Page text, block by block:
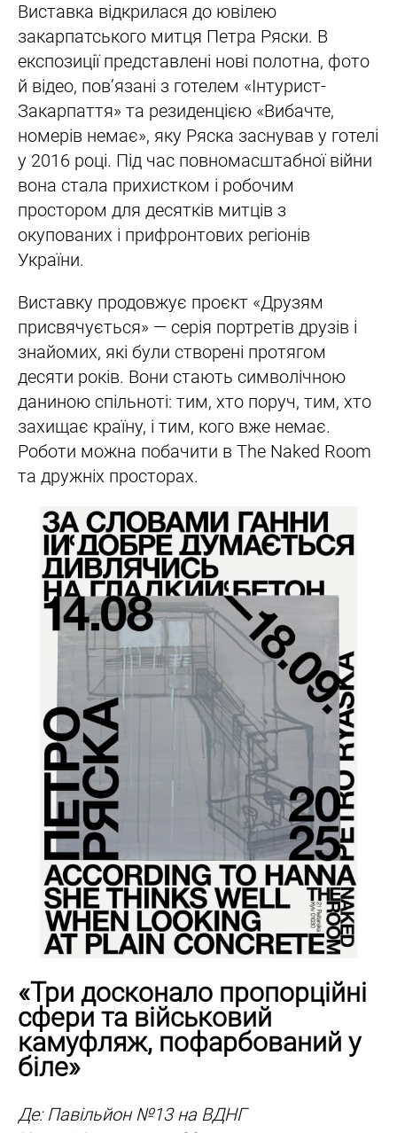
Виставка відкрилася до ювілею
закарпатського митця Петра Ряски. В
експозиції представлені нові полотна, фото
й відео, пов’язані з готелем «Інтурист-
Закарпаття» та резиденцією «Вибачте,
номерів немає», яку Ряска заснував у готелі
у 2016 році. Під час повномасштабної війни
вона стала прихистком і робочим
простором для десятків митців з
окупованих і прифронтових регіонів
України.
Виставку продовжує проєкт «Друзям
присвячується» — серія портретів друзів і
знайомих, які були створені протягом
десяти років. Вони стають символічною
даниною спільноті: тим, хто поруч, тим, хто
захищає країну, і тим, кого вже немає.
Роботи можна побачити в The Naked Room
та дружніх просторах.
«Три досконало пропорційні
сфери та військовий
камуфляж, пофарбований у
біле»
Де: Павільйон №13 на ВДНГ